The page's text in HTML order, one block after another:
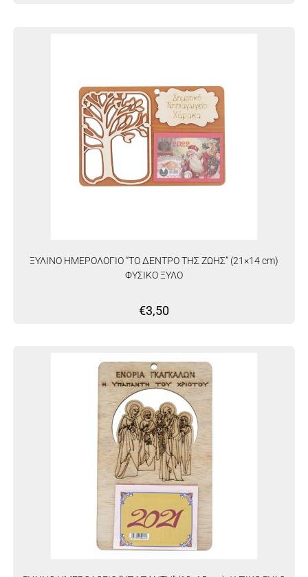
ΞΥΛΙΝΟ ΗΜΕΡΟΛΟΓΙΟ “ΤΟ ΔΕΝΤΡΟ ΤΗΣ ΖΩΗΣ” (21×14 cm)
ΦΥΣΙΚΟ ΞΥΛΟ
€3,50